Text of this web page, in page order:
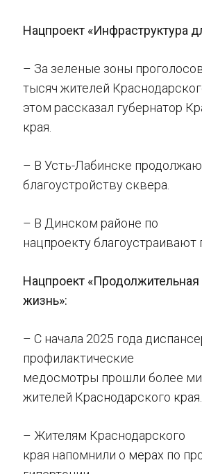
Нацпроект «Инфраструктура
– За зеленые зоны
тысяч жителей
этом рассказал губернатор
края.
– В Усть-Лабинске
благоустройству сквера.
– В Динском районе по
нацпроекту благоустраивают
Нацпроект «Продолжительная
жизнь»:
– С начала 2025 года
профилактические
медосмотры прошли более
жителей Краснодарского края.
– Жителям Краснодарского
края напомнили о мерах по